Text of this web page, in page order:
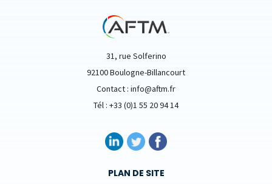
31, rue Solferino
92100 Boulogne-Billancourt
Contact : info@aftm.fr
Tél : +33 (0)1 55 20 94 14
PLAN DE SITE